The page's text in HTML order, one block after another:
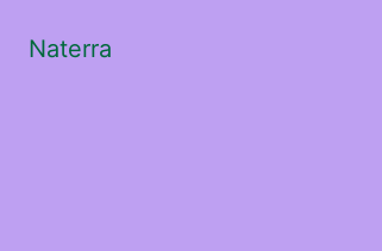
Naterra